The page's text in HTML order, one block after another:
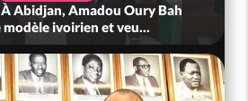
Abidjan, Amadou Oury Bah
modèle ivoirien et veu...